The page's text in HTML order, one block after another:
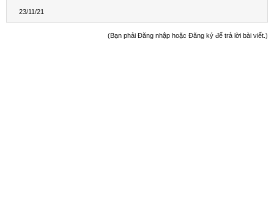
23/11/21
(Bạn phải Đăng nhập hoặc Đăng ký để trả lời bài viết.)